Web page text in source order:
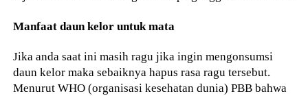
Manfaat daun kelor untuk mata
Jika anda saat ini masih ragu jika ingin mengonsumsi
daun kelor maka sebaiknya hapus rasa ragu tersebut.
Menurut WHO (organisasi kesehatan dunia) PBB bahwa